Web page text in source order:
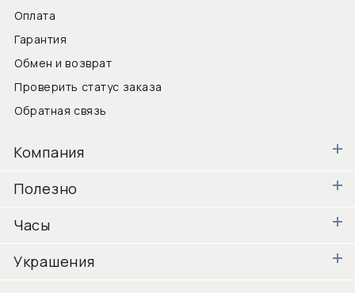
Оплата
Гарантия
Обмен и возврат
Проверить статус заказа
Обратная связь
Компания
Полезно
Часы
Украшения